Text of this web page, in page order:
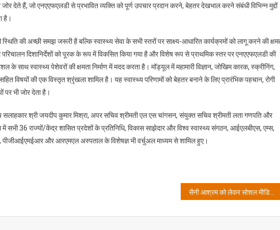
देते हैं, जो एनएएफएलडी से प्रभावित व्यक्ति को पूर्ण उपचार प्रदान करने, बेहतर देखभाल करने संबंधी विभिन्न मुद्दों
है।
की अच्छी समझ जरूरी है बल्कि स्वास्थ्य सेवा के सभी स्तरों पर साक्ष्य-आधारित कार्यक्रमों को लागू करने की
परिचालन दिशानिर्देशों को पूरक के रूप में विकसित किया गया है और विशेष रूप से प्राथमिक स्तर पर एनएएफएलडी की
साथ स्वास्थ्य पेशेवरों की क्षमता निर्माण में मदद करता है। मॉड्यूल में महामारी विज्ञान, जोखिम कारक, स्क्रीनिंग,
विषयों की एक विस्तृत श्रृंखला शामिल है। यह स्वास्थ्य परिणामों को बेहतर बनाने के लिए प्रारंभिक पहचान, रोगी
पर भी जोर देता है।
श्री जयदीप कुमार मिश्रा, अपर सचिव श्रीमती एल एस चांगसन, संयुक्त सचिव श्रीमती लता गणपति और
सभी 36 राज्यों/केंद्र शासित प्रदेशों के प्रतिनिधि, विकास साझेदार और विश्व स्वास्थ्य संगठन, आईएलबीएस, एम्स,
और आरएमएल अस्पताल के विशेषज्ञ भी वर्चुअल माध्यम से शामिल हुए।